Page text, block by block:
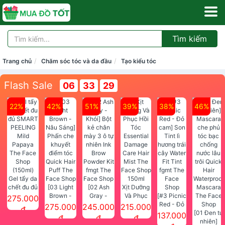
Tìm kiếm
Trang chủ Chăm sóc tóc và da đầu Tạo kiểu tóc
Flash Sale 06 33 29
22%
Gel tẩy da
chết đu đủ
SMART
PEELING
275.000
đ
42%
[03 Light
Brown -
Nâu Sáng]
Phấn che
275.000
đ
51%
[02 Ash
Gray -
Khói] Bột
kẻ chân
245.000
đ
39%
Xịt Dưỡng
Và Phục
Hồi Tóc
Essential
215.000
đ
38%
[#3 Picnic
Red - Đỏ
cam] Son
137.000
46%
[01 Đen tự
nhiên]